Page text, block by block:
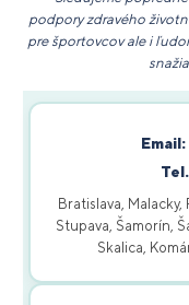
podpory zdravého
pre športovcov ale i
Email:
Bratislava,
Stupava, Šamorín,
Skalica,